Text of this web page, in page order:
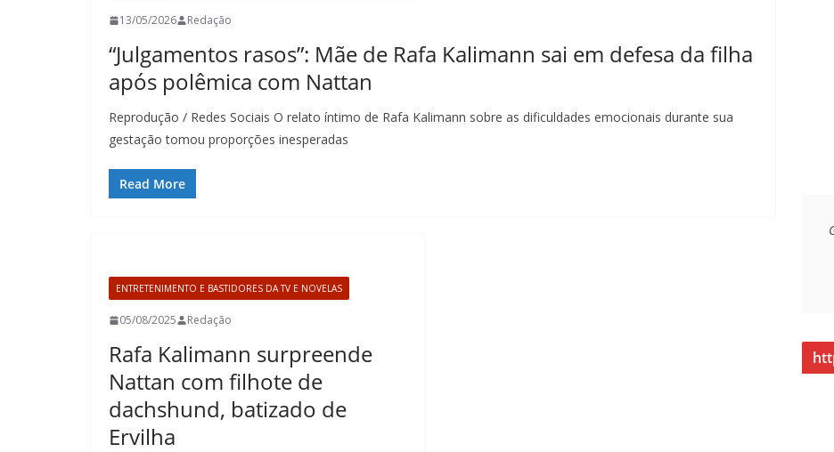
13/05/2026 Redação
“Julgamentos rasos”: Mãe de Rafa Kalimann sai em defesa da filha
após polêmica com Nattan
Reprodução / Redes Sociais O relato íntimo de Rafa Kalimann sobre as dificuldades emocionais durante sua
gestação tomou proporções inesperadas
Read More
ENTRETENIMENTO E BASTIDORES DA TV E NOVELAS
05/08/2025 Redação
Rafa Kalimann surpreende
Nattan com filhote de
dachshund, batizado de
Ervilha